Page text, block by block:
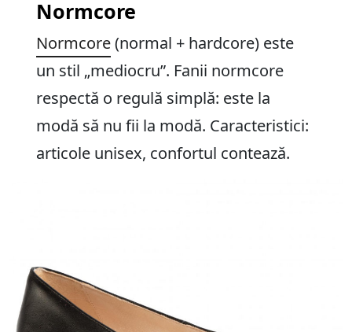
Normcore
Normcore(normal + hardcore) este
un stil „mediocru”. Fanii normcore
respectă o regulă simplă: este la
modă să nu fii la modă. Caracteristici:
articole unisex, confortul contează.